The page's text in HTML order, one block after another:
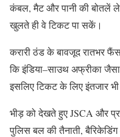
कंबल, मैट और पानी की बोतलें
खुलते ही वे टिकट पा सकें।
करारी ठंड के बावजूद रातभर
कि इंडिया–साउथ अफ्रीका जैसा
इसलिए टिकट के लिए इंतजार भी
भीड़ को देखते हुए JSCA और
पुलिस बल की तैनाती,